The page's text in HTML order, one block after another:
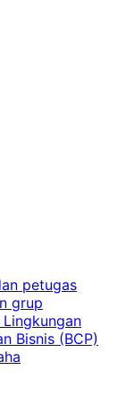
petugas
grup
Bisnis (BCP)